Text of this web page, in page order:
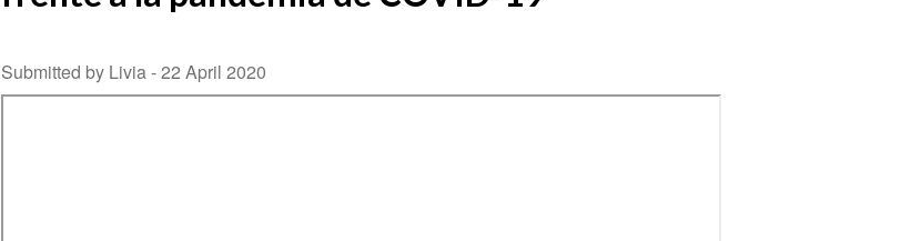
Submitted by Livia -22 April 2020